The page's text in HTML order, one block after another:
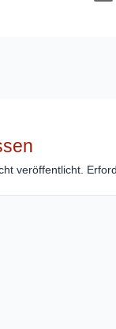
veröffentlicht.